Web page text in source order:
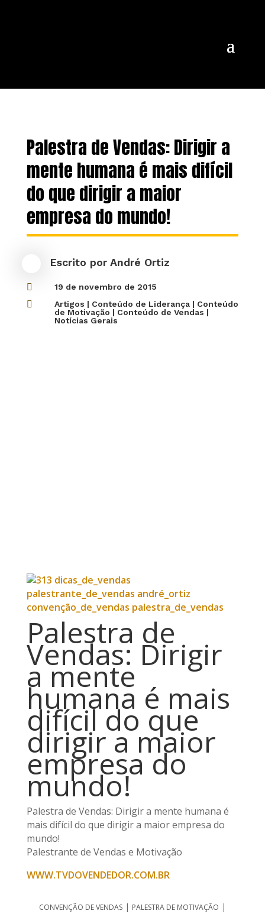
Palestra de Vendas: Dirigir a
mente humana é mais difícil
do que dirigir a maior
empresa do mundo!
Escrito por André Ortiz
 19 de novembro de 2015
 Artigos | Conteúdo de Liderança| Conteúdo
de Motivação | Conteúdo de Vendas |
Notícias Gerais
Palestra de
Vendas: Dirigir
a mente
humana é mais
difícil do que
dirigir a maior
empresa do
mundo!
Palestra de Vendas: Dirigir a mente humana é
mais difícil do que dirigir a maior empresa do
mundo!
Palestrante de Vendas e Motivação
WWW.TVDOVENDEDOR.COM.BR
CONVENÇÃO DE VENDAS| PALESTRA DE MOTIVAÇÃO |